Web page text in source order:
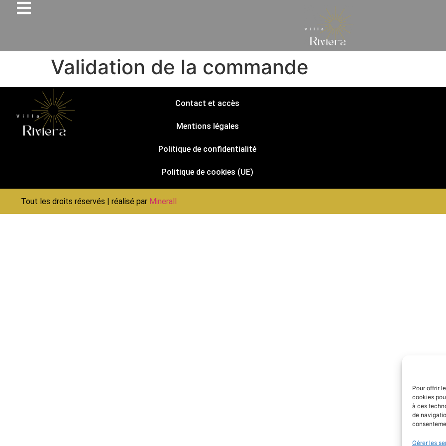
Pour offrir
cookies
à ces
de
Gérer les
Validation de la commande
Contact et accès
Mentions légales
Politique de confidentialité
Politique de cookies (UE)
Tout les droits réservés | réalisé par Minerall